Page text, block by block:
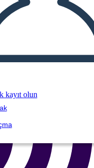
kayıt olun
OYNAT
OKU